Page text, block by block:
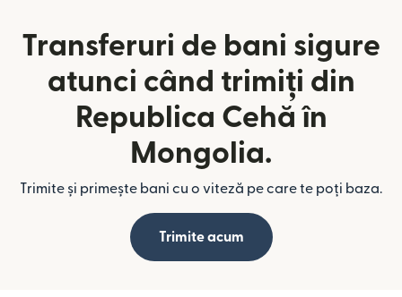
Transferuri de bani sigure
atunci când trimiți din
Republica Cehă în
Mongolia.
Trimite și primește bani cu o viteză pe care te poți baza.
Trimite acum